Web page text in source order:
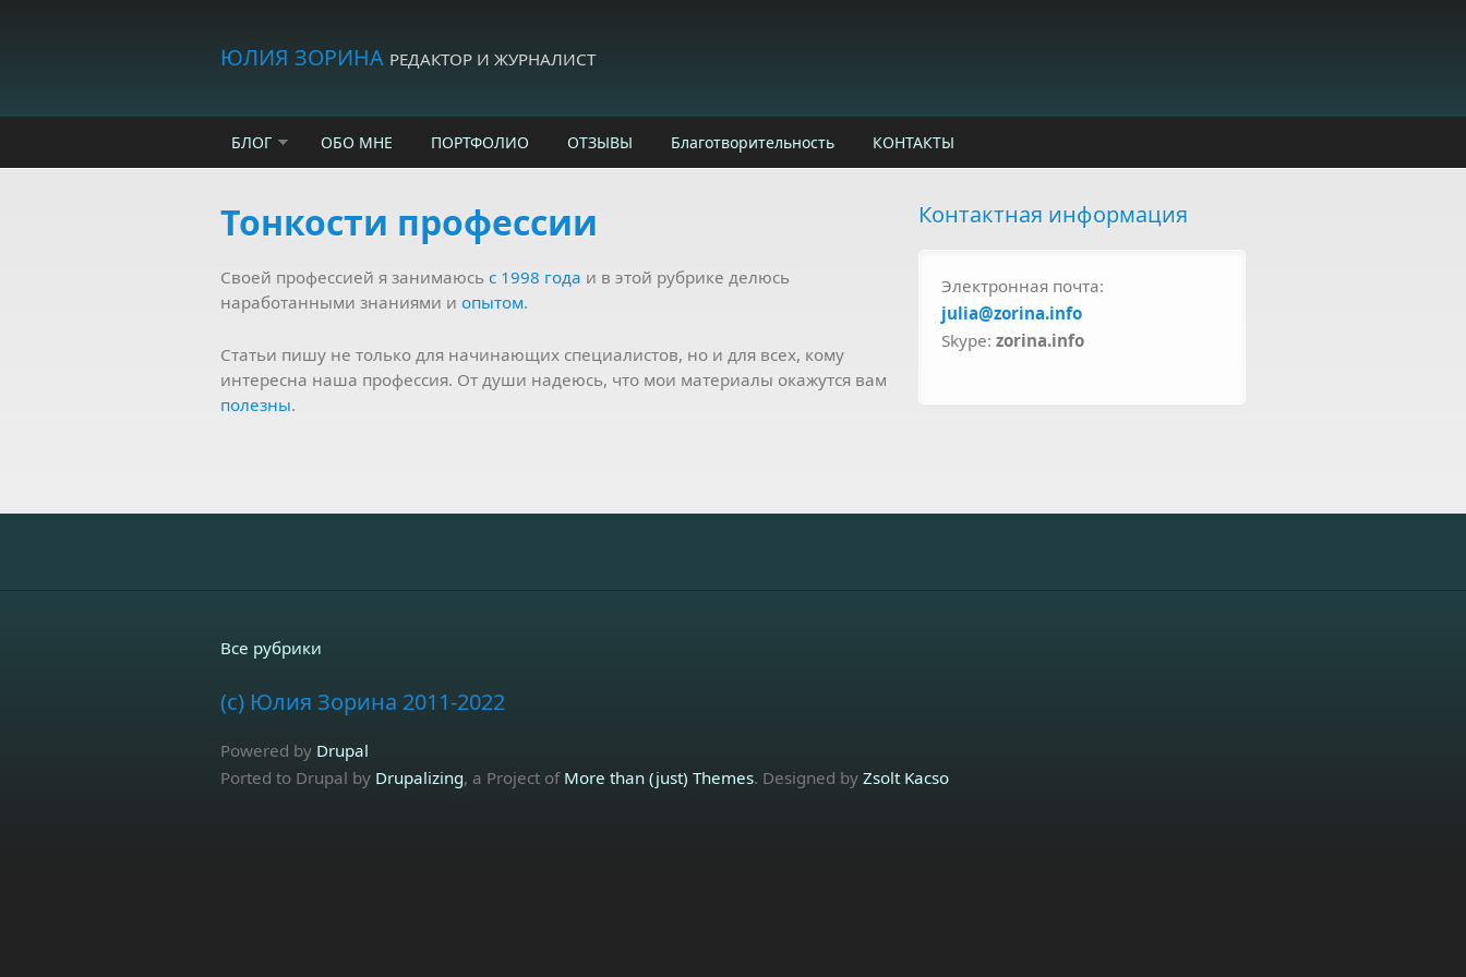
ЮЛИЯ ЗОРИНА РЕДАКТОР И ЖУРНАЛИСТ
БЛОГ ОБО МНЕ ПОРТФОЛИО ОТЗЫВЫ Благотворительность КОНТАКТЫ
Тонкости профессии
Своей профессией я занимаюсь с 1998 года и в этой рубрике делюсь
наработанными знаниями и опытом.
Статьи пишу не только для начинающих специалистов, но и для всех, кому
интересна наша профессия. От души надеюсь, что мои материалы окажутся вам
полезны.
Контактная информация
Электронная почта:
julia@zorina.info
Skype: zorina.info
Все рубрики
(c) Юлия Зорина 2011-2022
Powered by Drupal
Ported to Drupal by Drupalizing, a Project of More than (just) Themes. Designed by Zsolt Kacso